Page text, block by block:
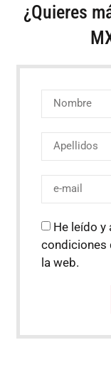
¿Quieres
He leído
condiciones
la web.